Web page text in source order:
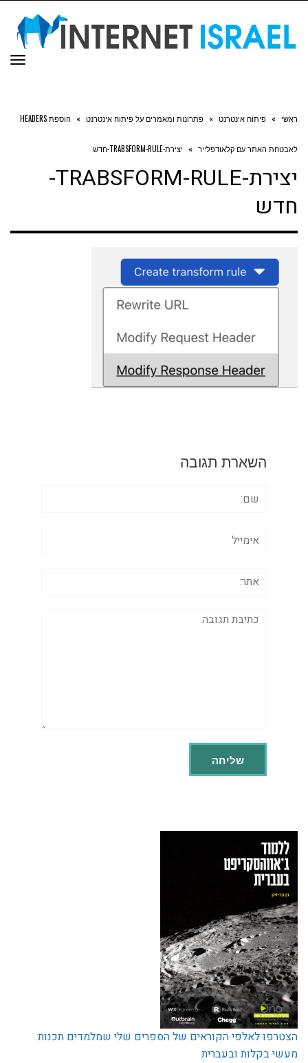
ראשי » פיתוח אינטרנט » פתרונות ומאמרים על פיתוח אינטרנט » הוספת HEADERS
לאבטחת האתר עם קלאודפלייר » יצירת-TRABSFORM-RULE-חדש
יצירת-TRABSFORM-RULE-
חדש
השארת תגובה
תגובה
הצטרפו לאלפי הקוראים של הספרים שלי שמלמדים תכנות
מעשי בקלות ובעברית